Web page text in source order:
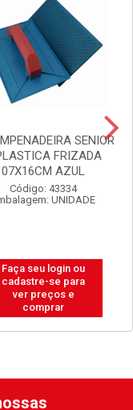
SENIOR
FRIZADA
07X16CM AZUL
Código: 43334
UNIDADE
Faça seu login ou
cadastre-se para
ver preços e
comprar